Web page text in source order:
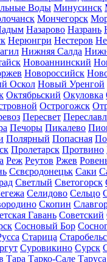
Воды Минусинск
Мончегорск
Назарово Назрань
Нерюнгри Нестеров
Нижняя Салда
Новоаннинский
Новороссийск
Оскол Новый Уренгой
Октябрьский Окуловка
Острогожск
Пересвет
Печоры Пикалево
Полярный Попасная
Пролетарск Протвино
Реж Реутов Ржев
Сєвєродонецьк Саки
Светлый Светогорск
Селидово Сельцо
Скопин
Гавань Советский
Сосновый Бор
Старица
Суровикино Сурск
Тара Тарко-Сале Таруса